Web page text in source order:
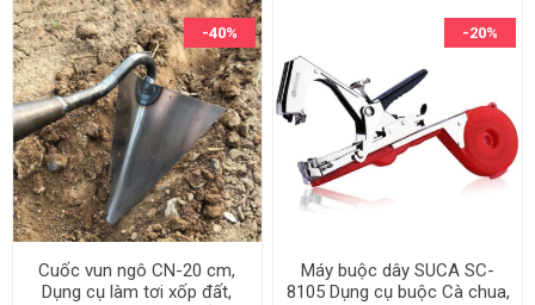
-40%
Cuốc vun ngô CN-20 cm,
Dụng cụ làm tơi xốp đất,
-20%
Máy buộc dây SUCA SC-
8105 Dụng cụ buộc Cà chua,